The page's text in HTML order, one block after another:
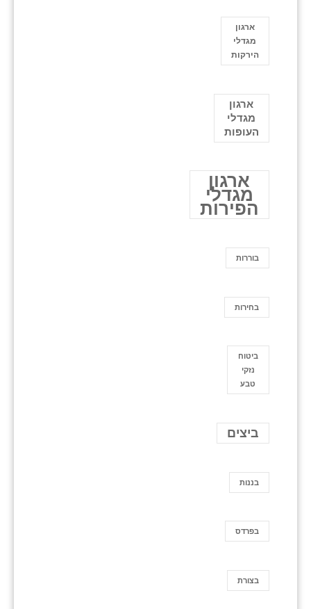
ארגון
מגדלי
הירקות
ארגון
מגדלי
העופות
ארגון
מגדלי
הפירות
בוררות
בחירות
ביטוח
נזקי
טבע
ביצים
בננות
בפרדס
בצורת